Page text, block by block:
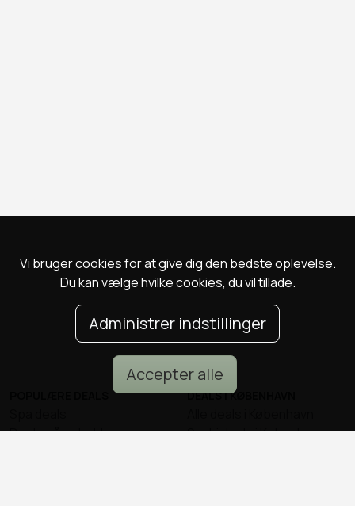
Vi bruger cookies for at give dig den bedste oplevelse.
Du kan vælge hvilke cookies, du vil tillade.
Administrer indstillinger
Accepter alle
Deals på ophold
DEALS I KØBENHAVN
Sushi deals i København